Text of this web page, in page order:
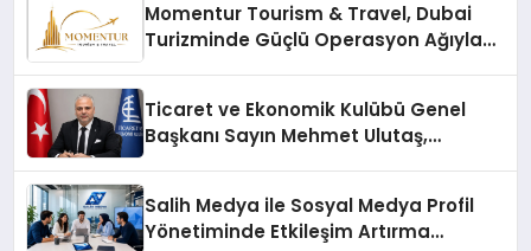
Momentur Tourism & Travel, Dubai
Turizminde Güçlü Operasyon Ağıyla
Ticaret ve Ekonomik Kulübü Genel
Başkanı Sayın Mehmet Ulutaş,
Salih Medya ile Sosyal Medya Profil
Yönetiminde Etkileşim Artırma